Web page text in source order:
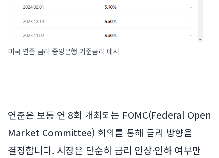
미국 연준 금리 중앙은행 기준금리 예시
연준은 보통 연 8회 개최되는 FOMC(Federal Open
Market Committee) 회의를 통해 금리 방향을
결정합니다. 시장은 단순히 금리 인상·인하 여부만